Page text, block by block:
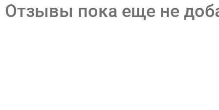
Отзывы пока еще не